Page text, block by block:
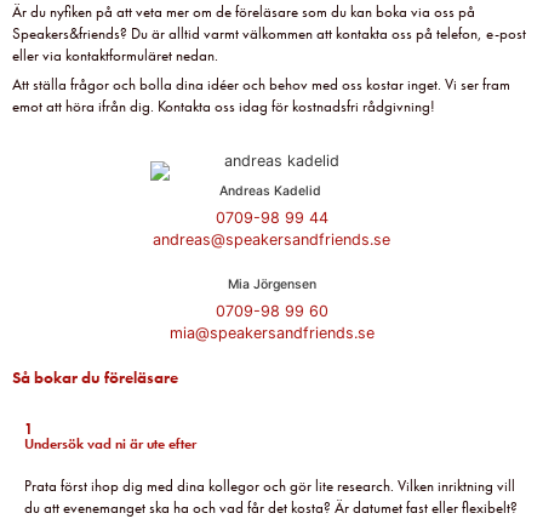
Är du nyfiken på att veta mer om de föreläsare som du kan boka via oss på
Speakers&friends? Du är alltid varmt välkommen att kontakta oss på telefon, e-post
eller via kontaktformuläret nedan.
Att ställa frågor och bolla dina idéer och behov med oss kostar inget. Vi ser fram
emot att höra ifrån dig. Kontakta oss idag för kostnadsfri rådgivning!
Andreas Kadelid ​
0709-98 99 44
andreas@speakersandfriends.se​
Mia Jörgensen
0709-98 99 60
mia@speakersandfriends.se​
Så bokar du föreläsare
1
Undersök vad ni är ute efter
Prata först ihop dig med dina kollegor och gör lite research. Vilken inriktning vill
du att evenemanget ska ha och vad får det kosta? Är datumet fast eller flexibelt?